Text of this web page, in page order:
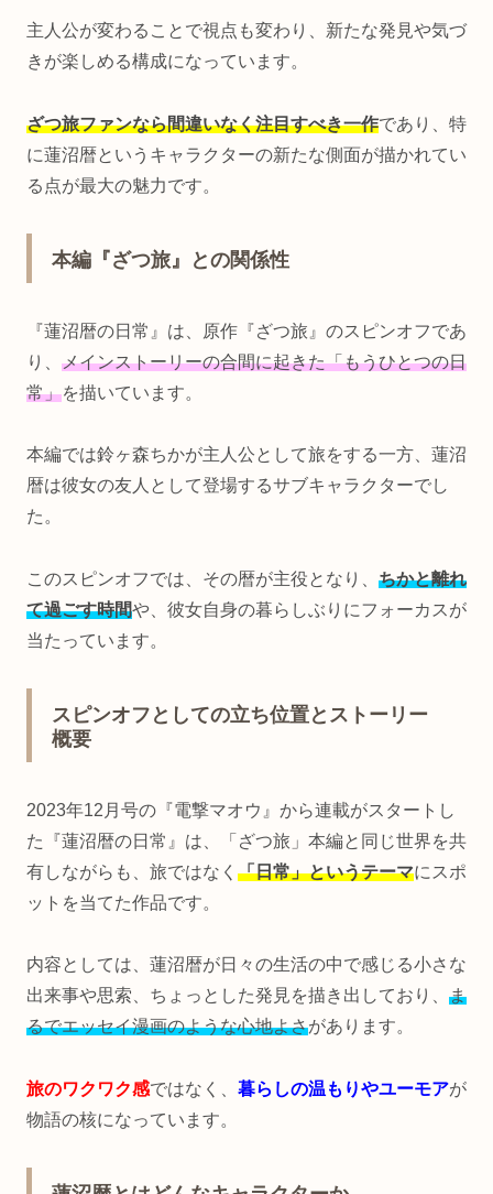
主人公が変わることで視点も変わり、新たな発見や気づ
きが楽しめる構成になっています。
ざつ旅ファンなら間違いなく注目すべき一作であり、特
に蓮沼暦というキャラクターの新たな側面が描かれてい
る点が最大の魅力です。
本編『ざつ旅』との関係性
『蓮沼暦の日常』は、原作『ざつ旅』のスピンオフであ
り、 メインストーリーの合間に起きた「もうひとつの日
常」を描いています。
本編では鈴ヶ森ちかが主人公として旅をする一方、蓮沼
暦は彼女の友人として登場するサブキャラクターでし
た。
このスピンオフでは、その暦が主役となり、 ちかと離れ
て過ごす時間や、彼女自身の暮らしぶりにフォーカスが
当たっています。
スピンオフとしての立ち位置とストーリー
概要
2023年12月号の『電撃マオウ』から連載がスタートし
た『蓮沼暦の日常』は、「ざつ旅」本編と同じ世界を共
有しながらも、旅ではなく 「日常」というテーマにスポ
ットを当てた作品です。
内容としては、蓮沼暦が日々の生活の中で感じる小さな
出来事や思索、ちょっとした発見を描き出しており、 ま
るでエッセイ漫画のような心地よさがあります。
旅のワクワク感ではなく、 暮らしの温もりやユーモアが
物語の核になっています。